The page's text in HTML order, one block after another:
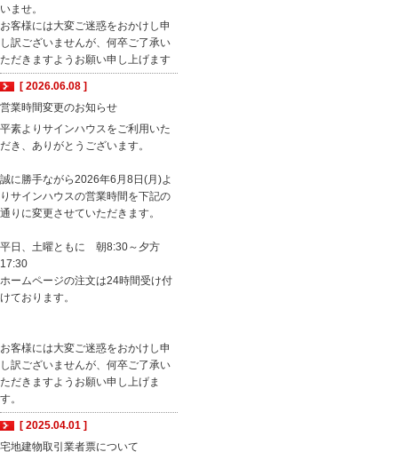
いませ。
お客様には大変ご迷惑をおかけし申
し訳ございませんが、何卒ご了承い
ただきますようお願い申し上げます
[ 2026.06.08 ]
営業時間変更のお知らせ
平素よりサインハウスをご利用いた
だき、ありがとうございます。
誠に勝手ながら2026年6月8日(月)よ
りサインハウスの営業時間を下記の
通りに変更させていただきます。
平日、土曜ともに 朝8:30～夕方
17:30
ホームページの注文は24時間受け付
けております。
お客様には大変ご迷惑をおかけし申
し訳ございませんが、何卒ご了承い
ただきますようお願い申し上げま
す。
[ 2025.04.01 ]
宅地建物取引業者票について